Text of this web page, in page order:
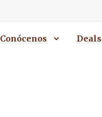
Conócenos Deals